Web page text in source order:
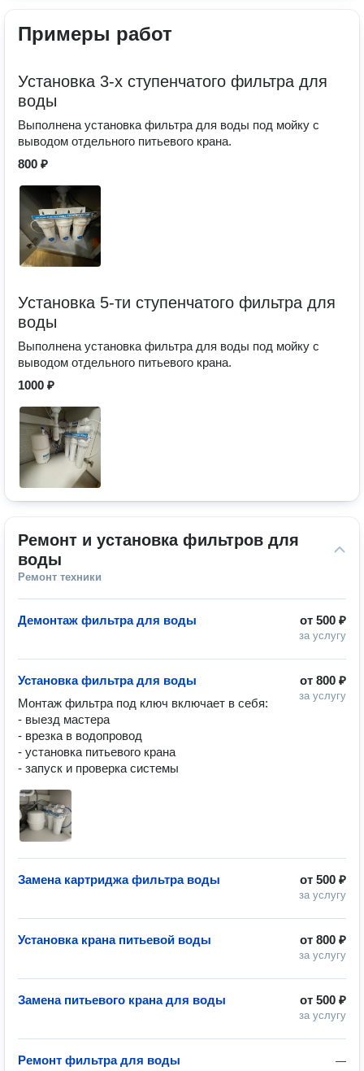
Примеры работ
Установка 3-х ступенчатого фильтра для
воды
Выполнена установка фильтра для воды под мойку с
выводом отдельного питьевого крана.
800 ₽
Установка 5-ти ступенчатого фильтра для
воды
Выполнена установка фильтра для воды под мойку с
выводом отдельного питьевого крана.
1000 ₽
Ремонт и установка фильтров для
воды
Ремонт техники
от 500 ₽
за услугу
Демонтаж фильтра для воды
от 800 ₽
за услугу
Установка фильтра для воды
Монтаж фильтра под ключ включает в себя:
- выезд мастера
- врезка в водопровод
- установка питьевого крана
- запуск и проверка системы
от 500 ₽
за услугу
Замена картриджа фильтра воды
от 800 ₽
за услугу
Установка крана питьевой воды
от 500 ₽
за услугу
Замена питьевого крана для воды
—
Ремонт фильтра для воды